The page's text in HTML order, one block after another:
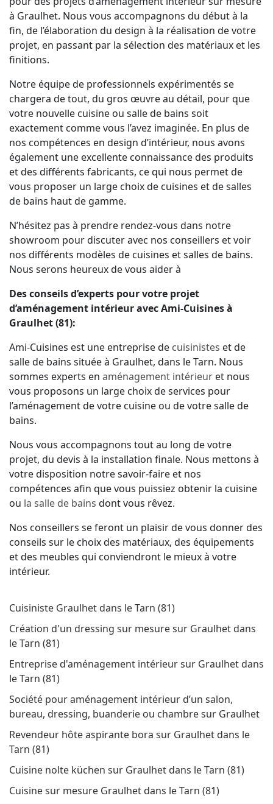
à Graulhet. Nous vous accompagnons du début à la
fin, de l’élaboration du design à la réalisation de votre
projet, en passant par la sélection des matériaux et les
finitions.
Notre équipe de professionnels expérimentés se
chargera de tout, du gros œuvre au détail, pour que
votre nouvelle cuisine ou salle de bains soit
exactement comme vous l’avez imaginée. En plus de
nos compétences en design d’intérieur, nous avons
également une excellente connaissance des produits
et des différents fabricants, ce qui nous permet de
vous proposer un large choix de cuisines et de salles
de bains haut de gamme.
N’hésitez pas à prendre rendez-vous dans notre
showroom pour discuter avec nos conseillers et voir
nos différents modèles de cuisines et salles de bains.
Nous serons heureux de vous aider à
Des conseils d’experts pour votre projet
d’aménagement intérieur avec Ami-Cuisines à
Graulhet (81):
Ami-Cuisines est une entreprise de cuisinistes et de
salle de bains située à Graulhet, dans le Tarn. Nous
sommes experts en aménagement intérieur et nous
vous proposons un large choix de services pour
l’aménagement de votre cuisine ou de votre salle de
bains.
Nous vous accompagnons tout au long de votre
projet, du devis à la installation finale. Nous mettons à
votre disposition notre savoir-faire et nos
compétences afin que vous puissiez obtenir la cuisine
ou la salle de bains dont vous rêvez.
Nos conseillers se feront un plaisir de vous donner des
conseils sur le choix des matériaux, des équipements
et des meubles qui conviendront le mieux à votre
intérieur.
Cuisiniste Graulhet dans le Tarn (81)
Création d'un dressing sur mesure sur Graulhet dans
le Tarn (81)
Entreprise d'aménagement intérieur sur Graulhet dans
le Tarn (81)
Société pour aménagement intérieur d’un salon,
bureau, dressing, buanderie ou chambre sur Graulhet
Revendeur hôte aspirante bora sur Graulhet dans le
Tarn (81)
Cuisine nolte küchen sur Graulhet dans le Tarn (81)
Cuisine sur mesure Graulhet dans le Tarn (81)